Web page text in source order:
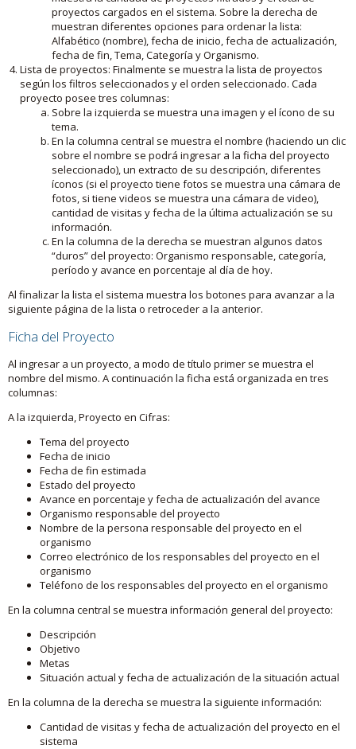
proyectos cargados en el sistema. Sobre la derecha de
muestran diferentes opciones para ordenar la lista:
Alfabético (nombre), fecha de inicio, fecha de actualización,
fecha de fin, Tema, Categoría y Organismo.
Lista de proyectos: Finalmente se muestra la lista de proyectos
según los filtros seleccionados y el orden seleccionado. Cada
proyecto posee tres columnas:
Sobre la izquierda se muestra una imagen y el ícono de su
tema.
En la columna central se muestra el nombre (haciendo un clic
sobre el nombre se podrá ingresar a la ficha del proyecto
seleccionado), un extracto de su descripción, diferentes
íconos (si el proyecto tiene fotos se muestra una cámara de
fotos, si tiene videos se muestra una cámara de video),
cantidad de visitas y fecha de la última actualización se su
información.
En la columna de la derecha se muestran algunos datos
“duros” del proyecto: Organismo responsable, categoría,
período y avance en porcentaje al día de hoy.
Al finalizar la lista el sistema muestra los botones para avanzar a la
siguiente página de la lista o retroceder a la anterior.
Ficha del Proyecto
Al ingresar a un proyecto, a modo de título primer se muestra el
nombre del mismo. A continuación la ficha está organizada en tres
columnas:
A la izquierda, Proyecto en Cifras:
Tema del proyecto
Fecha de inicio
Fecha de fin estimada
Estado del proyecto
Avance en porcentaje y fecha de actualización del avance
Organismo responsable del proyecto
Nombre de la persona responsable del proyecto en el
organismo
Correo electrónico de los responsables del proyecto en el
organismo
Teléfono de los responsables del proyecto en el organismo
En la columna central se muestra información general del proyecto:
Descripción
Objetivo
Metas
Situación actual y fecha de actualización de la situación actual
En la columna de la derecha se muestra la siguiente información:
Cantidad de visitas y fecha de actualización del proyecto en el
sistema